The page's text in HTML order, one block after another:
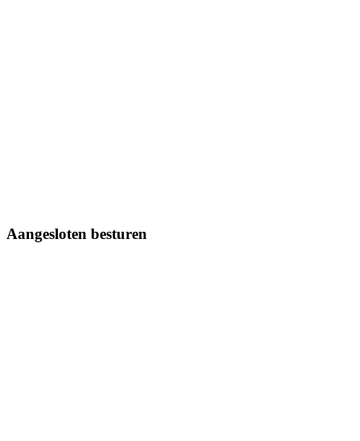
Aangesloten besturen